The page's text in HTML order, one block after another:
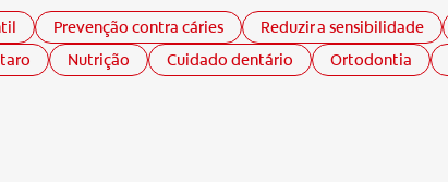
Prevenção contra cáries Reduzir a sensibilidade
Nutrição Cuidado dentário Ortodontia